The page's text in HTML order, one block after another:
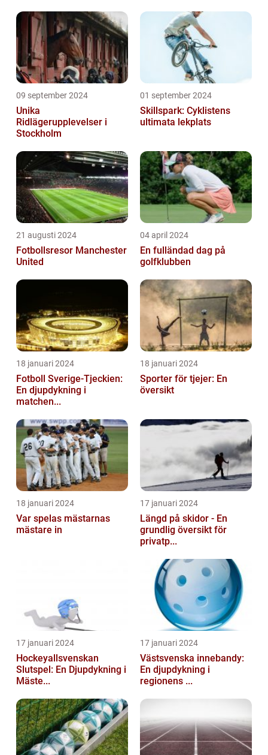
09 september 2024
Unika
Ridlägerupplevelser i
Stockholm
01 september 2024
Skillspark: Cyklistens
ultimata lekplats
21 augusti 2024
Fotbollsresor Manchester
United
04 april 2024
En fulländad dag på
golfklubben
18 januari 2024
Fotboll Sverige-Tjeckien:
En djupdykning i
matchen...
18 januari 2024
Sporter för tjejer: En
översikt
18 januari 2024
Var spelas mästarnas
mästare in
17 januari 2024
Längd på skidor - En
grundlig översikt för
privatp...
17 januari 2024
Hockeyallsvenskan
Slutspel: En Djupdykning i
Mäste...
17 januari 2024
Västsvenska innebandy:
En djupdykning i
regionens ...